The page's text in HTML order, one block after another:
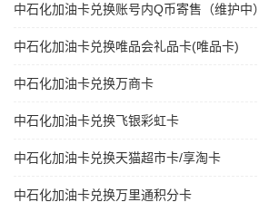
中石化加油卡兑换账号内Q币寄售（维护中）
中石化加油卡兑换唯品会礼品卡(唯品卡)
中石化加油卡兑换万商卡
中石化加油卡兑换飞银彩虹卡
中石化加油卡兑换天猫超市卡/享淘卡
中石化加油卡兑换万里通积分卡